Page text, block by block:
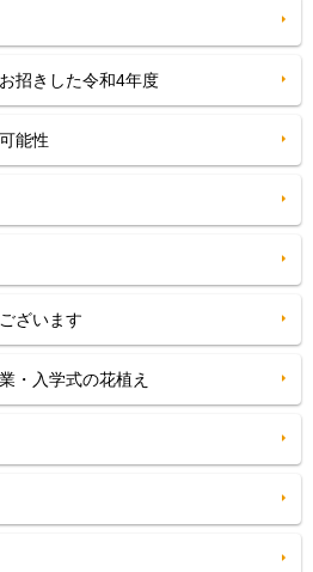
招きした令和4年度
能性
ざいます
・入学式の花植え